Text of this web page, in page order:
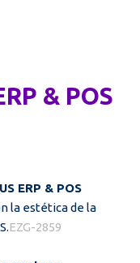
& POS
ERP & POS
la estética de la
EZG-2859